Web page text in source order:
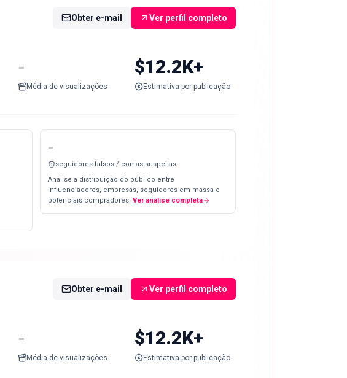
Obter e-mail Ver perfil completo
-
Média de visualizações
$12.2K+
Estimativa por publicação
-
seguidores falsos / contas suspeitas
Analise a distribuição do público entre
influenciadores, empresas, seguidores em massa e
potenciais compradores. Ver análise completa
Obter e-mail Ver perfil completo
-
Média de visualizações
$12.2K+
Estimativa por publicação